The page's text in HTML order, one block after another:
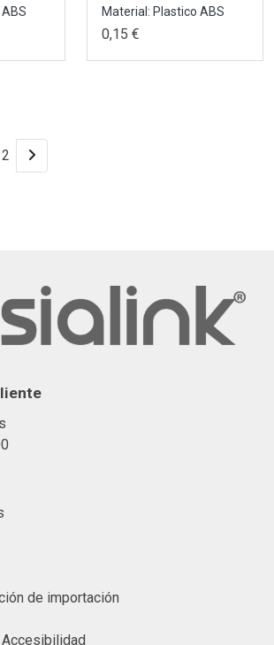
Material: Plastico ABS
0,15 €
de importación